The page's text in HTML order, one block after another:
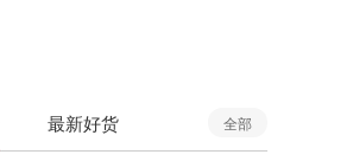
最新好货 全部